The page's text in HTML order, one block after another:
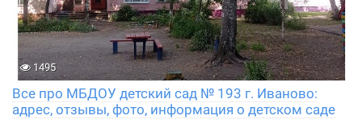
1495
Все про МБДОУ детский сад № 193 г. Иваново:
адрес, отзывы, фото, информация о детском саде